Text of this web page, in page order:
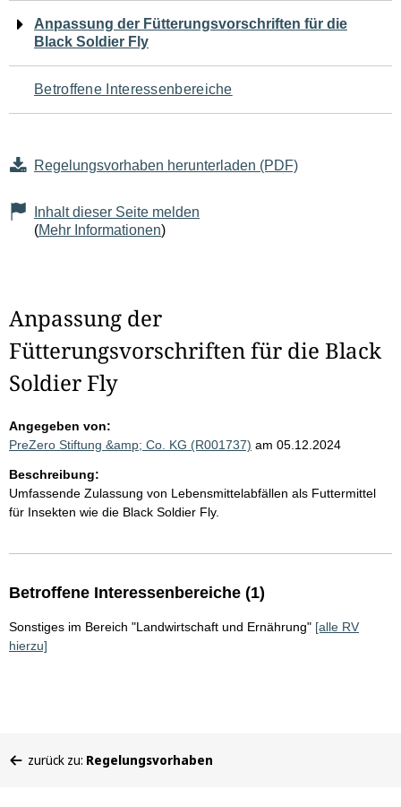
Navigation
für
den
Anpassung der Fütterungsvorschriften für die
Black Soldier Fly
Betroffene Interessenbereiche
Regelungsvorhaben herunterladen (PDF)
Inhalt dieser Seite melden
(Mehr Informationen)
Anpassung der
Fütterungsvorschriften für die Black
Soldier Fly
Angegeben von:
PreZero Stiftung &amp; Co. KG (R001737) am 05.12.2024
Beschreibung:
Umfassende Zulassung von Lebensmittelabfällen als Futtermittel
für Insekten wie die Black Soldier Fly.
Betroffene Interessenbereiche (1)
Sonstiges im Bereich "Landwirtschaft und Ernährung" [alle RV
hierzu]
befinden
zurück zu: Regelungsvorhaben